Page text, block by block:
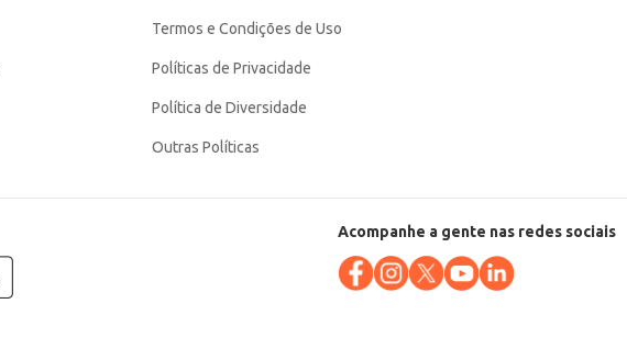
Termos e Condições de Uso
Políticas de Privacidade
Política de Diversidade
Outras Políticas
Acompanhe a gente nas redes sociais